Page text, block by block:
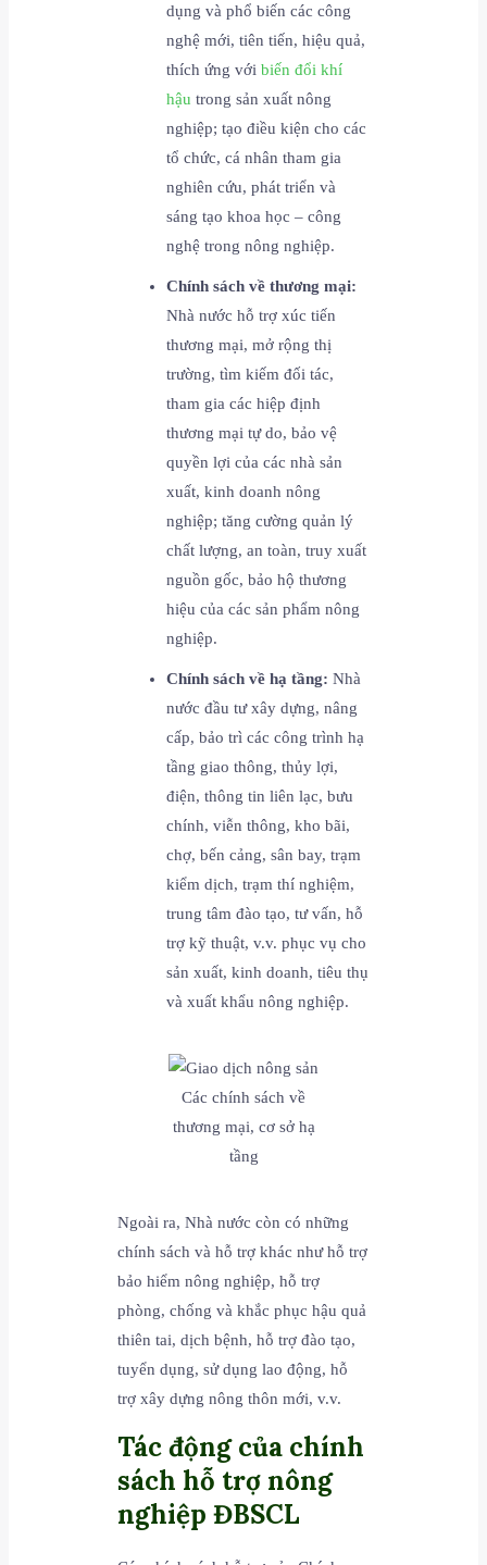
dụng và phổ biến các công
nghệ mới, tiên tiến, hiệu quả,
thích ứng vớibiến đổi khí
hậu trong sản xuất nông
nghiệp; tạo điều kiện cho các
tổ chức, cá nhân tham gia
nghiên cứu, phát triển và
sáng tạo khoa học – công
nghệ trong nông nghiệp.
Chính sách về thương mại:
Nhà nước hỗ trợ xúc tiến
thương mại, mở rộng thị
trường, tìm kiếm đối tác,
tham gia các hiệp định
thương mại tự do, bảo vệ
quyền lợi của các nhà sản
xuất, kinh doanh nông
nghiệp; tăng cường quản lý
chất lượng, an toàn, truy xuất
nguồn gốc, bảo hộ thương
hiệu của các sản phẩm nông
nghiệp.
Chính sách về hạ tầng: Nhà
nước đầu tư xây dựng, nâng
cấp, bảo trì các công trình hạ
tầng giao thông, thủy lợi,
điện, thông tin liên lạc, bưu
chính, viễn thông, kho bãi,
chợ, bến cảng, sân bay, trạm
kiểm dịch, trạm thí nghiệm,
trung tâm đào tạo, tư vấn, hỗ
trợ kỹ thuật, v.v. phục vụ cho
sản xuất, kinh doanh, tiêu thụ
và xuất khẩu nông nghiệp.
Các chính sách về
thương mại, cơ sở hạ
tầng
Ngoài ra, Nhà nước còn có những
chính sách và hỗ trợ khác như hỗ trợ
bảo hiểm nông nghiệp, hỗ trợ
phòng, chống và khắc phục hậu quả
thiên tai, dịch bệnh, hỗ trợ đào tạo,
tuyển dụng, sử dụng lao động, hỗ
trợ xây dựng nông thôn mới, v.v.
Tác động của chính
sách hỗ trợ nông
nghiệp ĐBSCL